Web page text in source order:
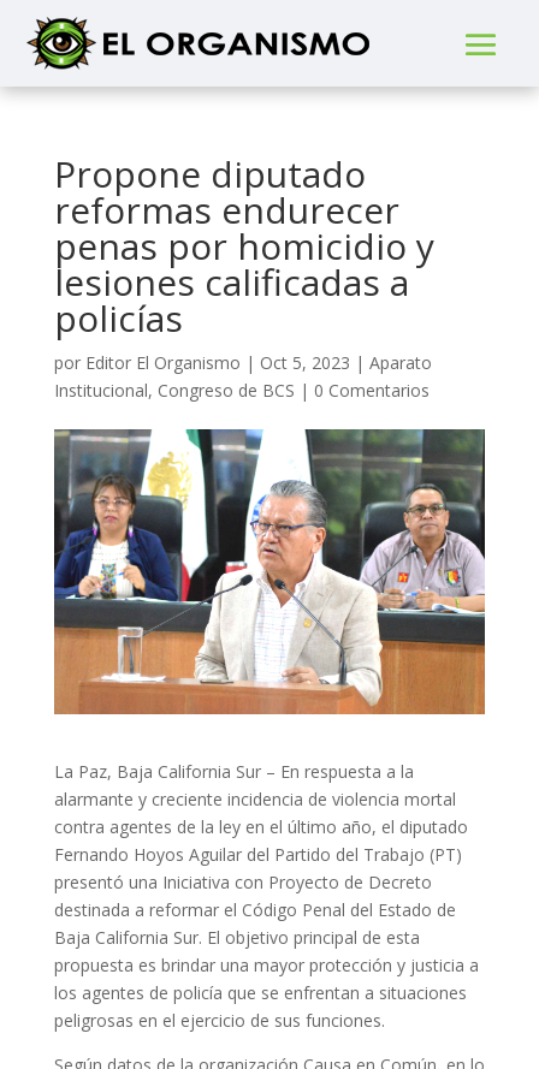
Propone diputado
reformas endurecer
penas por homicidio y
lesiones calificadas a
policías
por Editor El Organismo | Oct 5, 2023 | Aparato
Institucional, Congreso de BCS | 0 Comentarios
La Paz, Baja California Sur – En respuesta a la
alarmante y creciente incidencia de violencia mortal
contra agentes de la ley en el último año, el diputado
Fernando Hoyos Aguilar del Partido del Trabajo (PT)
presentó una Iniciativa con Proyecto de Decreto
destinada a reformar el Código Penal del Estado de
Baja California Sur. El objetivo principal de esta
propuesta es brindar una mayor protección y justicia a
los agentes de policía que se enfrentan a situaciones
peligrosas en el ejercicio de sus funciones.